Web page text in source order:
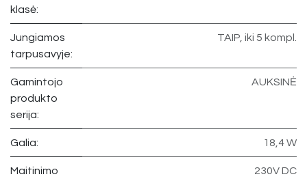
klasė:
Jungiamos
tarpusavyje:
TAIP, iki 5 kompl.
Gamintojo
produkto
serija:
AUKSINĖ
Galia: 18,4 W
Maitinimo
230V DC